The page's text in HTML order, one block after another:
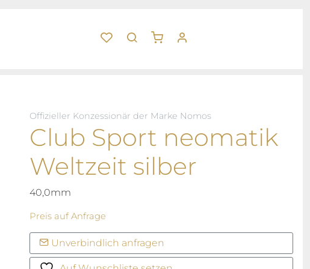
Offizieller Konzessionär der Marke Nomos
Club Sport neomatik
Weltzeit silber
40,0mm
Preis auf Anfrage
Unverbindlich anfragen